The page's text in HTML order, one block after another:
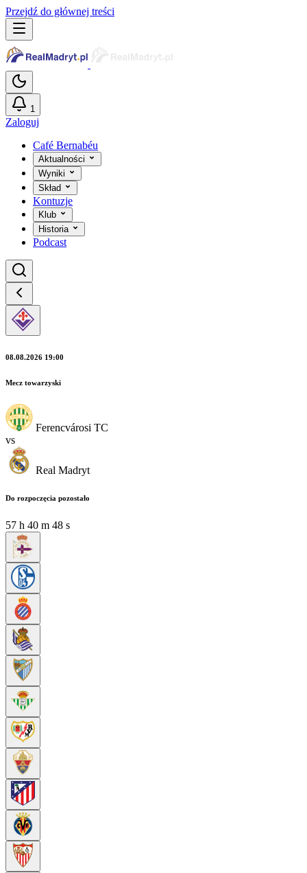
Przejdź do głównej treści
1
Zaloguj
Café Bernabéu
Aktualności
Wyniki
Skład
Kontuzje
Klub
Historia
Podcast
08.08.2026 19:00
Mecz towarzyski
Ferencvárosi TC
vs
Real Madryt
Do rozpoczęcia pozostało
57 h 40 m 46 s